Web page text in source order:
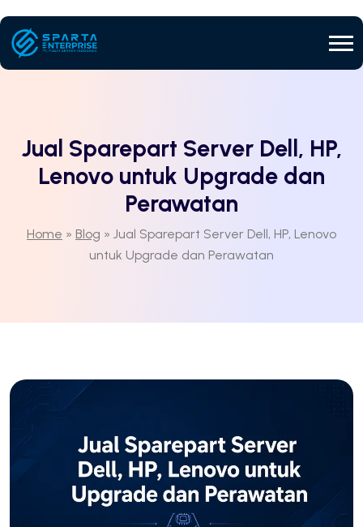
Jual Sparepart Server Dell, HP,
Lenovo untuk Upgrade dan
Perawatan
Home » Blog » Jual Sparepart Server Dell, HP, Lenovo
untuk Upgrade dan Perawatan